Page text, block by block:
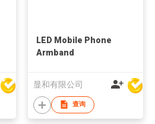
LED Mobile Phone
Armband
显和有限公司
查询